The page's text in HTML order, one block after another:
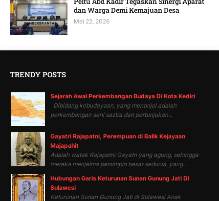
dan Warga Demi Kemajuan Desa
Mei 22, 2026
TRENDY POSTS
Sejarah Awal Perkembangan Budaya Di Kota Kediri
Dibidang kebudayaan, yang menonjol adalah
perkembangan seni sastra dan pertunjukan...
Gayatri Rajapatni, Perempuan di Balik Kejayaan
Majapahit
Adalah watak Rajapatni Gayatri yang agung, sehingga
mereka menjelma pemimpin besar sedunia, yang...
Hubungan Garis Keturunan Sunan Gunung Jati Di
Sulawesi
Keturunan Sunan Gunung Jati di Sulawesi Anak